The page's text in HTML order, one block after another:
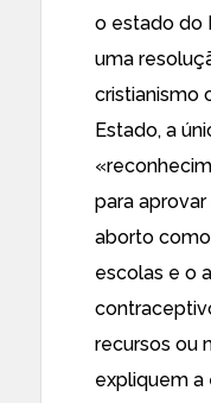
o estado do
uma
cristianismo
Estado, a
«
para
aborto
escolas e o
recursos ou
expliquem a